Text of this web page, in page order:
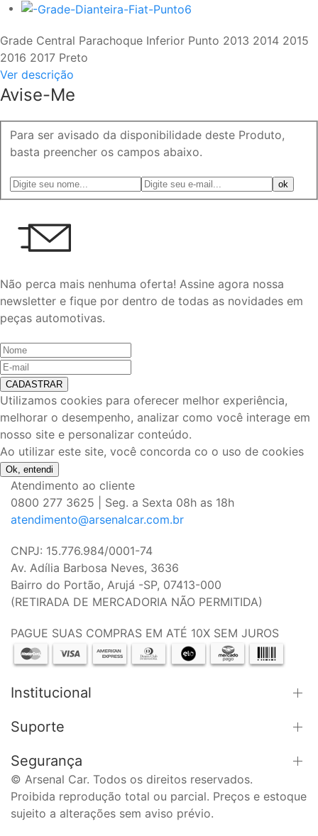
Grade Central Parachoque Inferior Punto 2013 2014 2015
2016 2017 Preto
Ver descrição
Avise-Me
Para ser avisado da disponibilidade deste Produto,
basta preencher os campos abaixo.
Não perca mais nenhuma oferta! Assine agora nossa
newsletter e fique por dentro de todas as novidades em
peças automotivas.
CADASTRAR
Utilizamos cookies para oferecer melhor experiência,
melhorar o desempenho, analizar como você interage em
nosso site e personalizar conteúdo.
Ao utilizar este site, você concorda co o uso de cookies
Ok, entendi
Atendimento ao cliente
0800 277 3625 | Seg. a Sexta 08h as 18h
atendimento@arsenalcar.com.br
CNPJ: 15.776.984/0001-74
Av. Adília Barbosa Neves, 3636
Bairro do Portão, Arujá -SP, 07413-000
(RETIRADA DE MERCADORIA NÃO PERMITIDA)
PAGUE SUAS COMPRAS EM ATÉ 10X SEM JUROS
Institucional
Suporte
Segurança
© Arsenal Car. Todos os direitos reservados.
Proibida reprodução total ou parcial. Preços e estoque
sujeito a alterações sem aviso prévio.